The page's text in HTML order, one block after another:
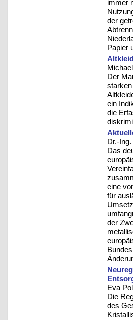
immer
der
Papier
Der
starken
ein
die
Dr.-
Das
eine
für
der
Eva
Die
des